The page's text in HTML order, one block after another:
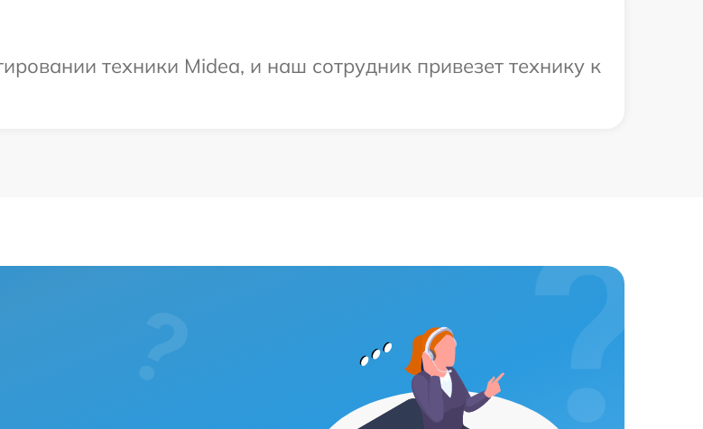
техники Midea, и наш сотрудник привезет технику к